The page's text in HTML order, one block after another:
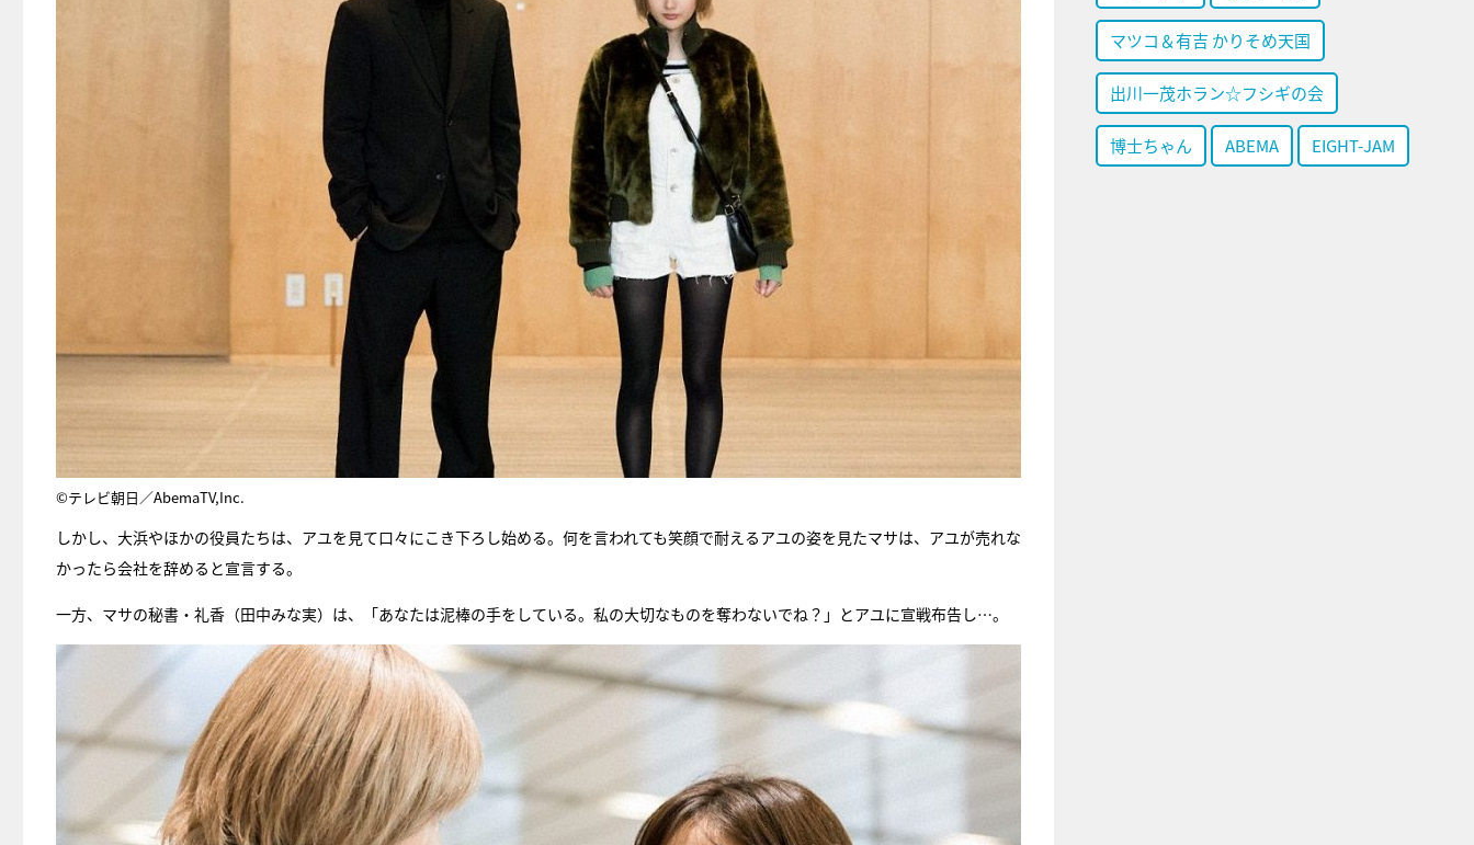
©テレビ朝日／AbemaTV,Inc.
しかし、大浜やほかの役員たちは、アユを見て口々にこき下ろし始める。何を言われても笑顔で耐えるアユの姿を見たマサは、アユが売れな
かったら会社を辞めると宣言する。
一方、マサの秘書・礼香（田中みな実）は、「あなたは泥棒の手をしている。私の大切なものを奪わないでね？」とアユに宣戦布告し…。
マツコ＆有吉 かりそめ天国
出川一茂ホラン☆フシギの会
博士ちゃん ABEMA EIGHT-JAM